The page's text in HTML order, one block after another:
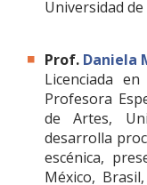
Universidad de
Prof. Daniela
Licenciada
Profesora
de Artes,
desarrolla
escénica,
México,